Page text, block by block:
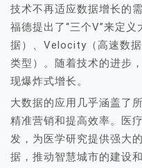
技术不再适应数据增长的
福德提出了“三个V”来定
据）、Velocity（高速数
类型）。随着技术的进步
现爆炸式增长。
大数据的应用几乎涵盖了
精准营销和提高效率。医
发，为医学研究提供强大
据，推动智慧城市的建设